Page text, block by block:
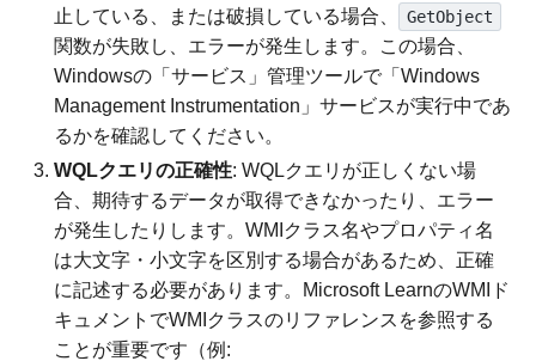
止している、または破損している場合、
GetObject
関数が失敗し、エラーが発生します。この場合、
Windowsの「サービス」管理ツールで「Windows
Management Instrumentation」サービスが実行中であ
るかを確認してください。
WQLクエリの正確性: WQLクエリが正しくない場
合、期待するデータが取得できなかったり、エラー
が発生したりします。WMIクラス名やプロパティ名
は大文字・小文字を区別する場合があるため、正確
に記述する必要があります。Microsoft LearnのWMIド
キュメントでWMIクラスのリファレンスを参照する
ことが重要です（例: